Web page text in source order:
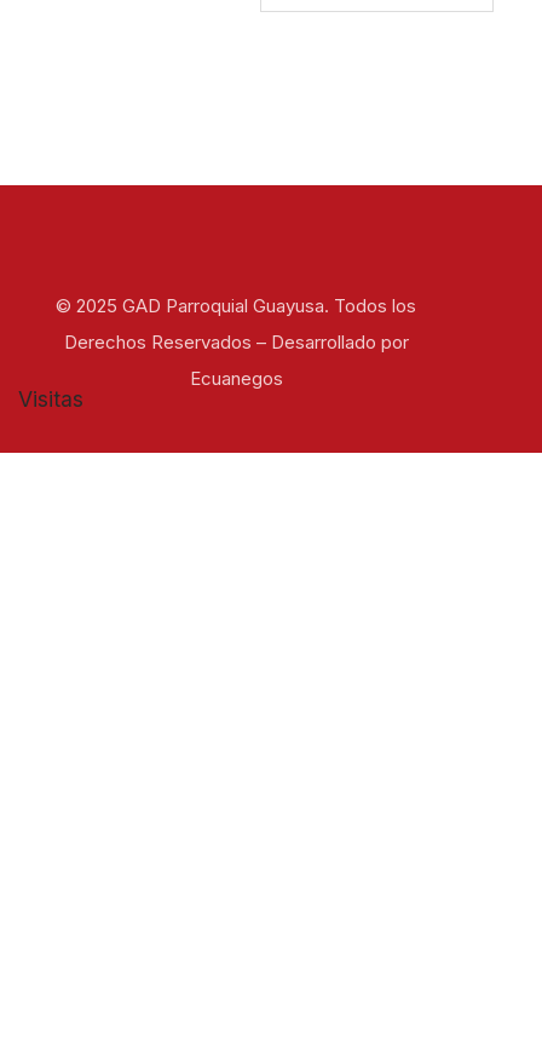
© 2025 GAD Parroquial Guayusa. Todos los
Derechos Reservados – Desarrollado por
Ecuanegos
Visitas